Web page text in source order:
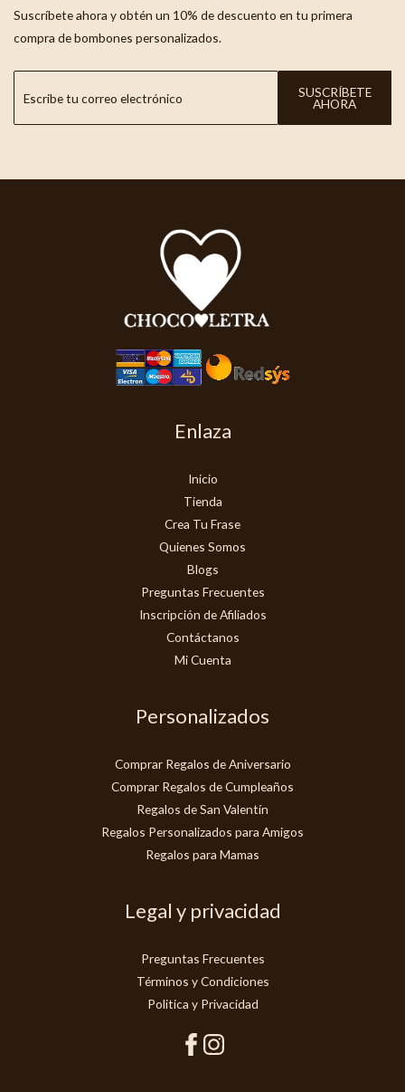
Suscríbete ahora y obtén un 10% de descuento en tu primera
compra de bombones personalizados.
SUSCRÍBETE
AHORA
Enlaza
Inicio
Tienda
Crea Tu Frase
Quienes Somos
Blogs
Preguntas Frecuentes
Inscripción de Afiliados
Contáctanos
Mi Cuenta
Personalizados
Comprar Regalos de Aniversario
Comprar Regalos de Cumpleaños
Regalos de San Valentín
Regalos Personalizados para Amigos
Regalos para Mamas
Legal y privacidad
Preguntas Frecuentes
Términos y Condiciones
Politica y Privacidad